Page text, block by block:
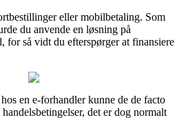
eller mobilbetaling. Som
du anvende en løsning på
så vidt du efterspørger at finansiere
en e-forhandler kunne de de facto
det er dog normalt